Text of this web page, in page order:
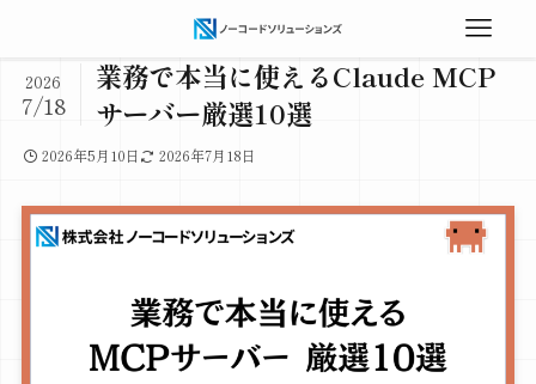
業務で本当に使えるClaude MCP
サーバー厳選10選
2026
7/18
2026年5月10日 2026年7月18日